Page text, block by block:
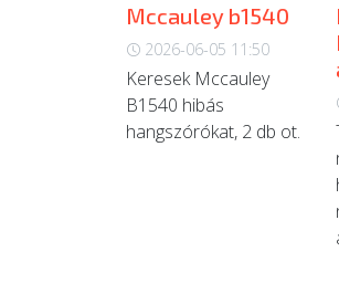
Mccauley b1540
2026-06-05 11:50
Keresek Mccauley
B1540 hibás
hangszórókat, 2 db ot.